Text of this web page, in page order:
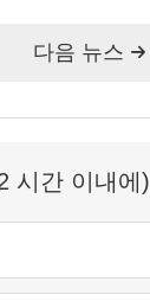

다음 뉴스
시간 이내에)